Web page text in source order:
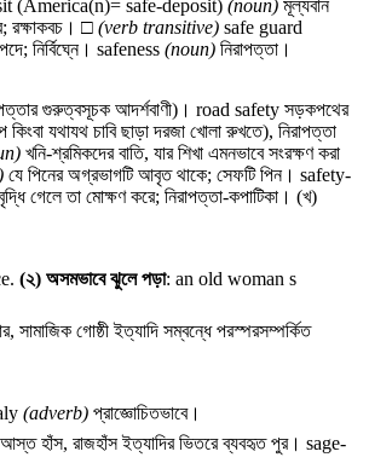
(America(n)= safe-deposit) (noun) মূল্যবান
রক্ষাকবচ। □ (verb transitive) safe guard
নির্বিঘ্নে। safeness (noun) নিরাপত্তা।
গুরুত্বসূচক আদর্শবাণী)। road safety সড়কপথের
যথাযথ চাবি ছাড়া দরজা খোলা রুখতে), নিরাপত্তা
খনি-শ্রমিকদের বাতি, যার শিখা এমনভাবে সংরক্ষণ করা
যে পিনের অগ্রভাগটি আবৃত থাকে; সেফটি পিন। safety-
গেলে তা মোক্ষণ করে; নিরাপত্তা-কপাটিকা। (খ)
(২) অসমভাবে ঝুলে পড়া: an old woman s
সামাজিক গোষ্ঠী ইত্যাদি সম্বন্ধে পরস্পরসম্পর্কিত
(adverb) প্রাজ্ঞোচিতভাবে।
হাঁস, রাজহাঁস ইত্যাদির ভিতরে ব্যবহৃত পুর। sage-